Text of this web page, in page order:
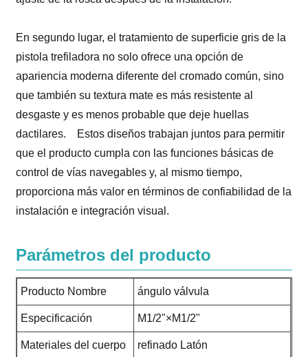
En segundo lugar, el tratamiento de superficie gris de la
pistola trefiladora no solo ofrece una opción de
apariencia moderna diferente del cromado común, sino
que también su textura mate es más resistente al
desgaste y es menos probable que deje huellas
dactilares. Estos diseños trabajan juntos para permitir
que el producto cumpla con las funciones básicas de
control de vías navegables y, al mismo tiempo,
proporciona más valor en términos de confiabilidad de la
instalación e integración visual.
Parámetros del producto
Producto Nombre ángulo válvula
Especificación M1/2"×M1/2"
Materiales del cuerpo refinado Latón